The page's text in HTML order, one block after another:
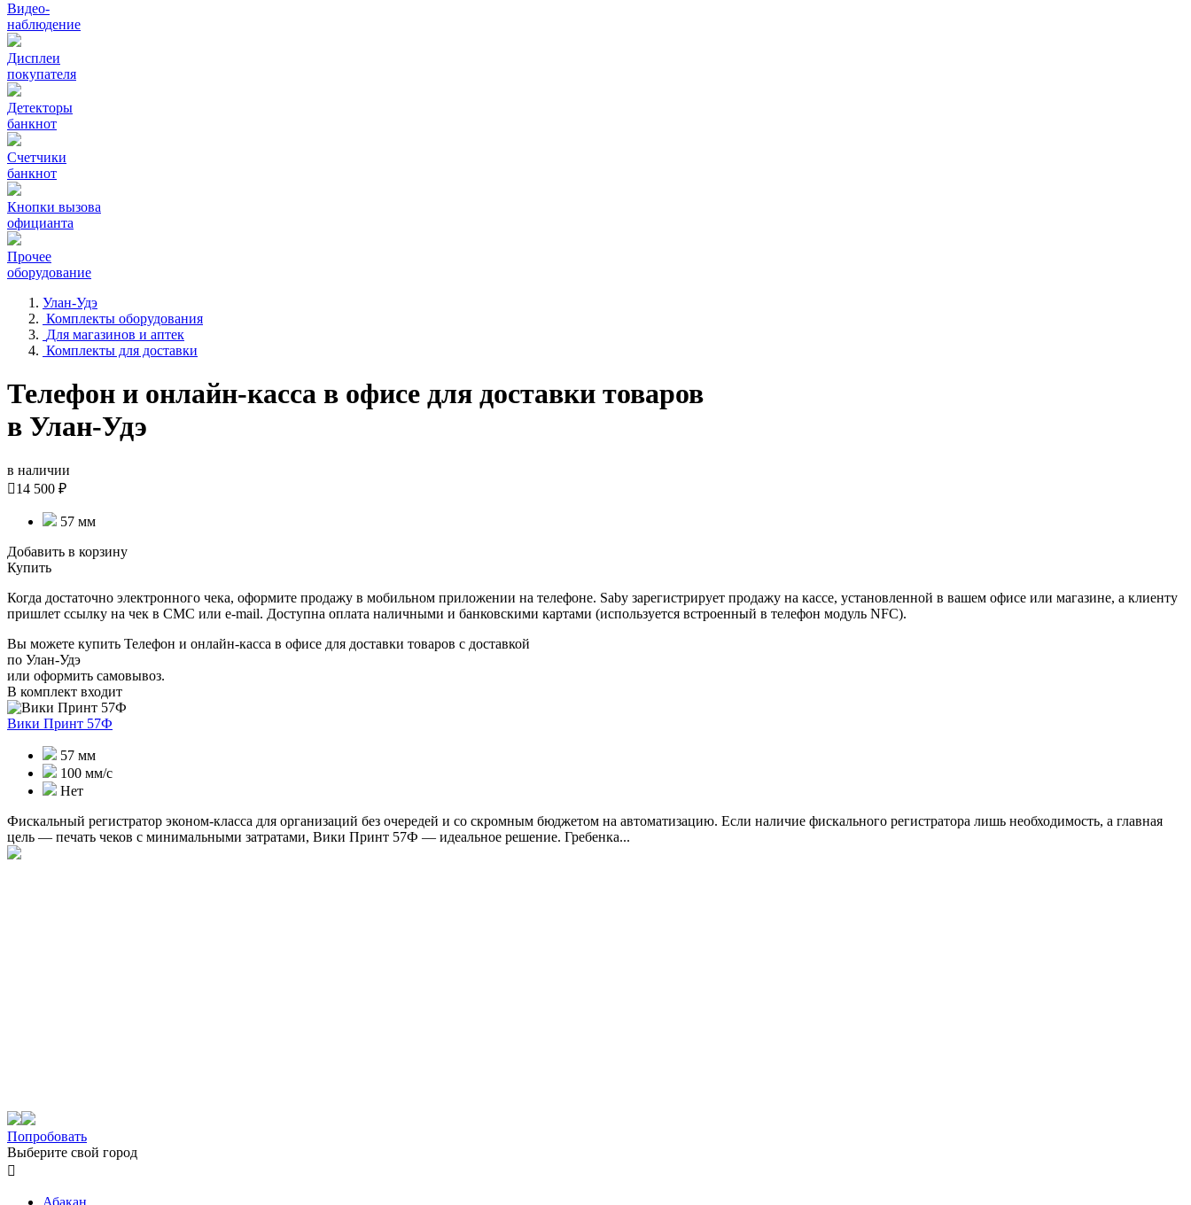
Видео‑
наблюдение
Дисплеи
покупателя
Детекторы
банкнот
Счетчики
банкнот
Кнопки вызова
официанта
Прочее
оборудование
Улан-Удэ
Комплекты оборудования
Для магазинов и аптек
Комплекты для доставки
Телефон и онлайн-касса в офисе для доставки товаров
в Улан-Удэ
в наличии
14 500 ₽
57 мм
Добавить в корзину
Купить
Когда достаточно электронного чека, оформите продажу в мобильном приложении на телефоне. Saby зарегистрирует продажу на кассе, установленной в вашем офисе или магазине, а клиенту
пришлет ссылку на чек в СМС или e-mail. Доступна оплата наличными и банковскими картами (используется встроенный в телефон модуль NFC).
Вы можете купить Телефон и онлайн-касса в офисе для доставки товаров с доставкой
по Улан-Удэ
или оформить самовывоз.
В комплект входит
Вики Принт 57Ф
57 мм
100 мм/с
Нет
Фискальный регистратор эконом-класса для организаций без очередей и со скромным бюджетом на автоматизацию. Если наличие фискального регистратора лишь необходимость, а главная
цель — печать чеков с минимальными затратами, Вики Принт 57Ф — идеальное решение. Гребенка...
Попробовать
Выберите свой город

Абакан